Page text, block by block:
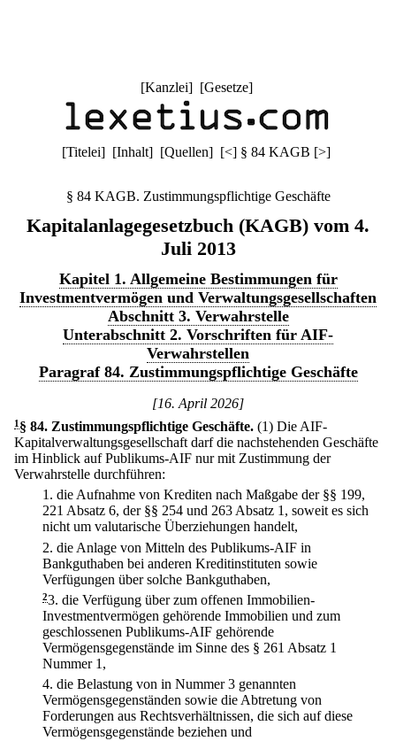
[Kanzlei] [Gesetze]
[Titelei] [Inhalt] [Quellen] [<] § 84 KAGB [>]
§ 84 KAGB. Zustimmungspflichtige Geschäfte
Kapitalanlagegesetzbuch (KAGB) vom 4.
Juli 2013
Kapitel 1. Allgemeine Bestimmungen für
Investmentvermögen und Verwaltungsgesellschaften
Abschnitt 3. Verwahrstelle
Unterabschnitt 2. Vorschriften für AIF-
Verwahrstellen
Paragraf 84. Zustimmungspflichtige Geschäfte
[16. April 2026]
1 § 84. Zustimmungspflichtige Geschäfte. (1) Die AIF-
Kapitalverwaltungsgesellschaft darf die nachstehenden Geschäfte
im Hinblick auf Publikums-AIF nur mit Zustimmung der
Verwahrstelle durchführen:
1. die Aufnahme von Krediten nach Maßgabe der §§ 199,
221 Absatz 6, der §§ 254 und 263 Absatz 1, soweit es sich
nicht um valutarische Überziehungen handelt,
2. die Anlage von Mitteln des Publikums-AIF in
Bankguthaben bei anderen Kreditinstituten sowie
Verfügungen über solche Bankguthaben,
23. die Verfügung über zum offenen Immobilien-
Investmentvermögen gehörende Immobilien und zum
geschlossenen Publikums-AIF gehörende
Vermögensgegenstände im Sinne des § 261 Absatz 1
Nummer 1,
4. die Belastung von in Nummer 3 genannten
Vermögensgegenständen sowie die Abtretung von
Forderungen aus Rechtsverhältnissen, die sich auf diese
Vermögensgegenstände beziehen und